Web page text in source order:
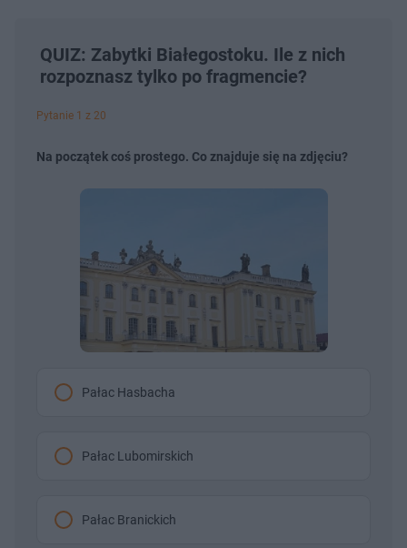
QUIZ: Zabytki Białegostoku. Ile z nich
rozpoznasz tylko po fragmencie?
Pytanie 1 z 20
Na początek coś prostego. Co znajduje się na zdjęciu?
Pałac Hasbacha
Pałac Lubomirskich
Pałac Branickich